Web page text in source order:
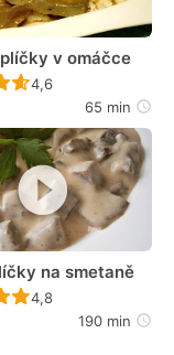
v omáčce
Recept ještě nebyl
4,6
65 min
na smetaně
Recept ještě nebyl
4,8
190 min